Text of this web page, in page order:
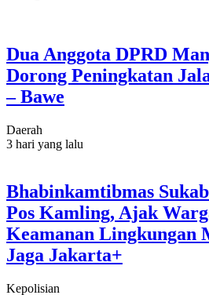
Dua Anggota DPRD
Dorong Peningkatan
– Bawe
Daerah
3 hari yang lalu
Bhabinkamtibmas
Pos Kamling, Ajak
Keamanan Lingkungan
Jaga Jakarta+
Kepolisian